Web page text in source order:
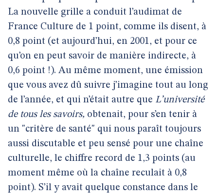
La nouvelle grille a conduit l’audimat de
France Culture de 1 point, comme ils disent, à
0,8 point (et aujourd’hui, en 2001, et pour ce
qu’on en peut savoir de manière indirecte, à
0,6 point !). Au même moment, une émission
que vous avez dû suivre j’imagine tout au long
de l’année, et qui n’était autre que L’université
de tous les savoirs, obtenait, pour s’en tenir à
un "critère de santé" qui nous paraît toujours
aussi discutable et peu sensé pour une chaîne
culturelle, le chiffre record de 1,3 points (au
moment même où la chaîne reculait à 0,8
point). S’il y avait quelque constance dans le